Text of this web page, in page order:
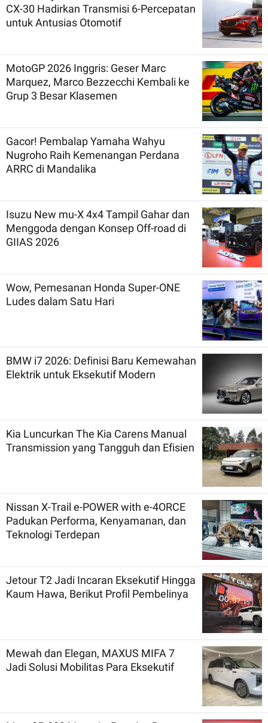
CX-30 Hadirkan Transmisi 6-Percepatan
untuk Antusias Otomotif
MotoGP 2026 Inggris: Geser Marc
Marquez, Marco Bezzecchi Kembali ke
Grup 3 Besar Klasemen
Gacor! Pembalap Yamaha Wahyu
Nugroho Raih Kemenangan Perdana
ARRC di Mandalika
Isuzu New mu-X 4x4 Tampil Gahar dan
Menggoda dengan Konsep Off-road di
GIIAS 2026
Wow, Pemesanan Honda Super-ONE
Ludes dalam Satu Hari
BMW i7 2026: Definisi Baru Kemewahan
Elektrik untuk Eksekutif Modern
Kia Luncurkan The Kia Carens Manual
Transmission yang Tangguh dan Efisien
Nissan X-Trail e-POWER with e-4ORCE
Padukan Performa, Kenyamanan, dan
Teknologi Terdepan
Jetour T2 Jadi Incaran Eksekutif Hingga
Kaum Hawa, Berikut Profil Pembelinya
Mewah dan Elegan, MAXUS MIFA 7
Jadi Solusi Mobilitas Para Eksekutif